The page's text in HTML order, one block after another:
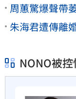
周蕙驚爆聲帶
朱海君遭傳離
NONO被